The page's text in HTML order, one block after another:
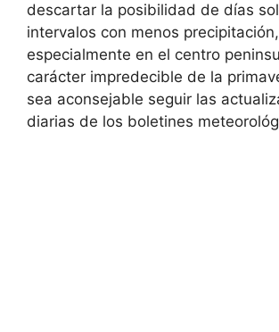
descartar la posibilidad de días
intervalos con menos precipitación,
especialmente en el centro
carácter impredecible de la
sea aconsejable seguir las
diarias de los boletines